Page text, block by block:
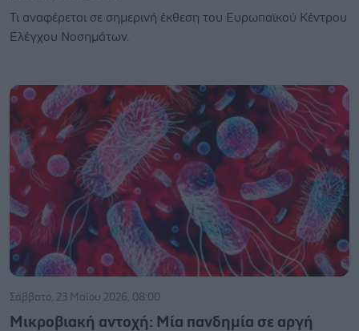
Τι αναφέρεται σε σημερινή έκθεση του Ευρωπαϊκού Κέντρου
Ελέγχου Νοσημάτων.
Σάββατο, 23 Μαΐου 2026, 08:00
Μικροβιακή αντοχή: Μία πανδημία σε αργή